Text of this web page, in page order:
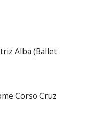
Alba (Ballet
Corso Cruz